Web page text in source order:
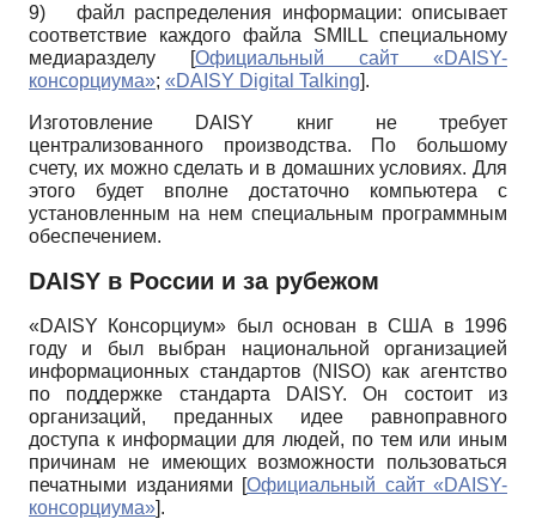
9) файл распределения информации: описывает
соответствие каждого файла SMILL специальному
медиаразделу
[Официальный сайт «DAISY-
консорциума»; «DAISY Digital Talking].
Изготовление DAISY книг не требует
централизованного производства. По большому
счету, их можно сделать и в домашних условиях. Для
этого будет вполне достаточно компьютера с
установленным на нем специальным программным
обеспечением.
DAISY в России и за рубежом
«DAISY Консорциум» был основан в США в 1996
году и был выбран национальной организацией
информационных стандартов (NISO) как агентство
по поддержке стандарта DAISY. Он состоит из
организаций, преданных идее равноправного
доступа к информации для людей, по тем или иным
причинам не имеющих возможности пользоваться
печатными изданиями [Официальный сайт «DAISY-
консорциума»].